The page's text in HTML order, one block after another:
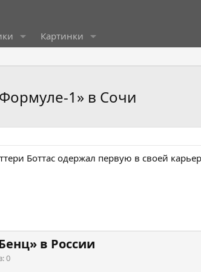
Картинки
1» в Сочи
Боттас одержал первую в своей
в России
0